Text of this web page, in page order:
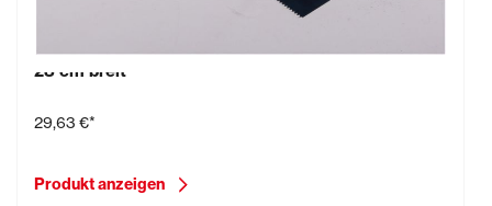
Schnellspachtel aus Aluminium mit Klemmleiste,
28 cm breit
29,63 €*
Produkt anzeigen